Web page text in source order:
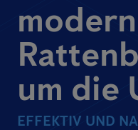
um die
EFFEKTIV UND